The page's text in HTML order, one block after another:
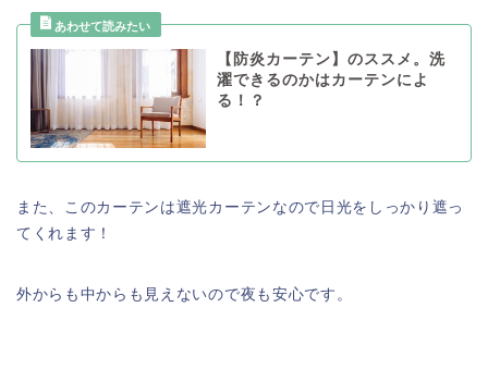
【防炎カーテン】のススメ。洗
濯できるのかはカーテンによ
る！？
また、このカーテンは遮光カーテンなので日光をしっかり遮っ
てくれます！
外からも中からも見えないので夜も安心です。